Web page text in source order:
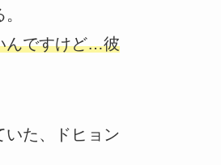
んですけど…彼
いた、ドヒョン